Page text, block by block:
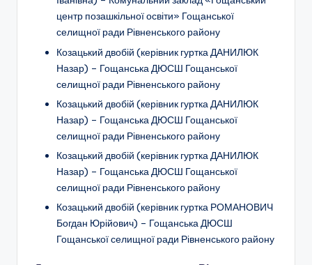
центр позашкільної освіти» Гощанської
селищної ради Рівненського району
Козацький двобій (керівник гуртка ДАНИЛЮК
Назар) – Гощанська ДЮСШ Гощанської
селищної ради Рівненського району
Козацький двобій (керівник гуртка ДАНИЛЮК
Назар) – Гощанська ДЮСШ Гощанської
селищної ради Рівненського району
Козацький двобій (керівник гуртка ДАНИЛЮК
Назар) – Гощанська ДЮСШ Гощанської
селищної ради Рівненського району
Козацький двобій (керівник гуртка РОМАНОВИЧ
Богдан Юрійович) – Гощанська ДЮСШ
Гощанської селищної ради Рівненського району